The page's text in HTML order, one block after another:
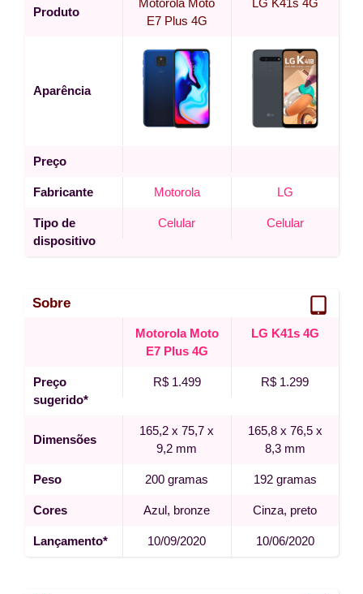
Produto
E7 Plus 4G
Aparência
Preço
Fabricante Motorola LG
Tipo de
dispositivo
Celular Celular
Sobre
Motorola Moto
E7 Plus 4G
LG K41s 4G
Preço
sugerido*
R$ 1.499 R$ 1.299
Dimensões
165,2 x 75,7 x
9,2 mm
165,8 x 76,5 x
8,3 mm
Peso 200 gramas 192 gramas
Cores Azul, bronze Cinza, preto
Lançamento* 10/09/2020 10/06/2020